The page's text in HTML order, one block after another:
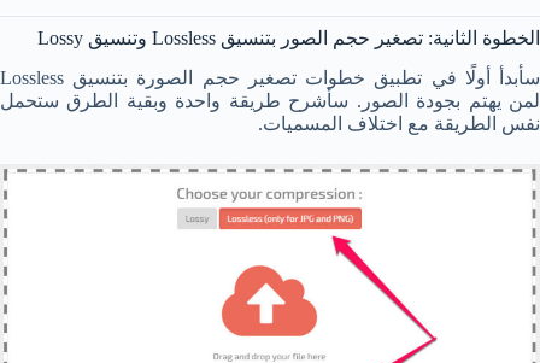
الخطوة الثانية: تصغير حجم الصور بتنسيق Lossless وتنسيق Lossy
سأبدأ أولًا في تطبيق خطوات تصغير حجم الصورة بتنسيق Lossless
لمن يهتم بجودة الصور. سأشرح طريقة واحدة وبقية الطرق ستحمل
نفس الطريقة مع اختلاف المسميات.